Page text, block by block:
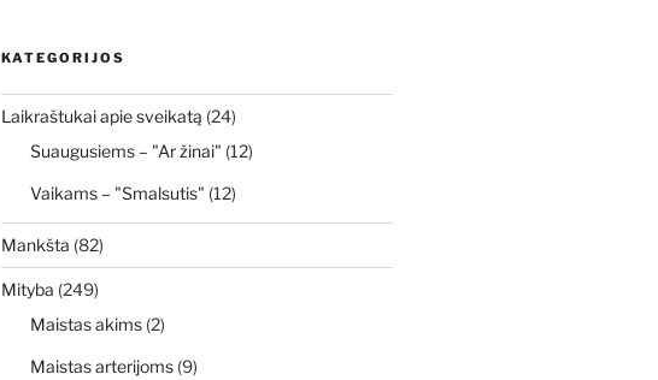
KATEGORIJOS
Laikraštukai apie sveikatą (24)
Suaugusiems – "Ar žinai" (12)
Vaikams – "Smalsutis" (12)
Mankšta (82)
Mityba (249)
Maistas akims(2)
Maistas arterijoms(9)